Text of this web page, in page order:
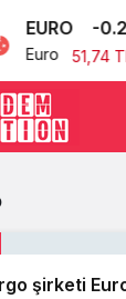
EURO -
Euro 51,74
şirketi